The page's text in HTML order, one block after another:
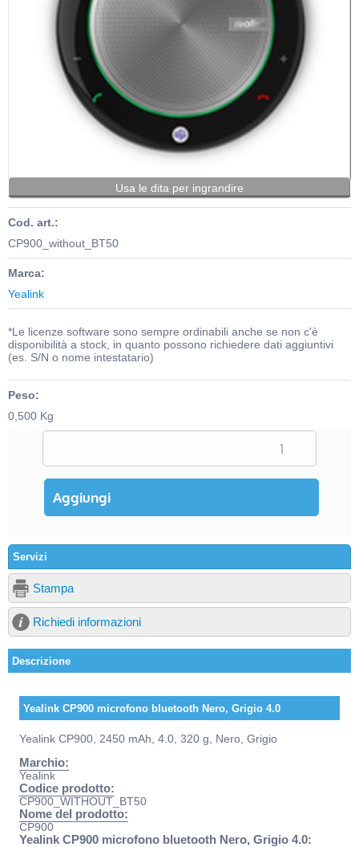
Usa le dita per ingrandire
Cod. art.:
CP900_without_BT50
Marca:
Yealink
*Le licenze software sono sempre ordinabili anche se non c'è
disponibilità a stock, in quanto possono richiedere dati aggiuntivi
(es. S/N o nome intestatario)
Peso:
0,500 Kg
Servizi
Stampa
Richiedi informazioni
Descrizione
Yealink CP900 microfono bluetooth Nero, Grigio 4.0
Yealink CP900, 2450 mAh, 4.0, 320 g, Nero, Grigio
Marchio:
Yealink
Codice prodotto:
CP900_WITHOUT_BT50
Nome del prodotto:
CP900
Yealink CP900 microfono bluetooth Nero, Grigio 4.0: